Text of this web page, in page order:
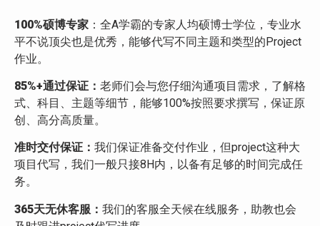
100%硕博专家 ：全A学霸的专家人均硕博士学位，专业水
平不说顶尖也是优秀，能够代写不同主题和类型的Project
作业。
85%+通过保证： 老师们会与您仔细沟通项目需求，了解格
式、科目、主题等细节，能够100%按照要求撰写，保证原
创、高分高质量。
准时交付保证： 我们保证准备交付作业，但project这种大
项目代写，我们一般只接8H内，以备有足够的时间完成任
务。
365天无休客服： 我们的客服全天候在线服务，助教也会